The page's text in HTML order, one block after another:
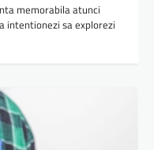
memorabila atunci
intentionezi sa explorezi